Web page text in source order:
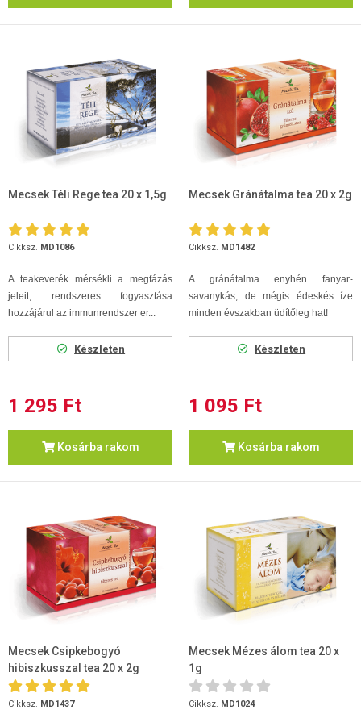
Mecsek Téli Rege tea 20 x 1,5g
Cikksz. MD1086
A teakeverék mérsékli a megfázás
jeleit, rendszeres fogyasztása
hozzájárul az immunrendszer er...
Készleten
1 295 Ft
Kosárba rakom
Mecsek Gránátalma tea 20 x 2g
Cikksz. MD1482
A gránátalma enyhén fanyar-
savanykás, de mégis édeskés íze
minden évszakban üdítőleg hat!
Készleten
1 095 Ft
Kosárba rakom
Mecsek Csipkebogyó
hibiszkusszal tea 20 x 2g
Cikksz. MD1437
Mecsek Mézes álom tea 20 x
1g
Cikksz. MD1024